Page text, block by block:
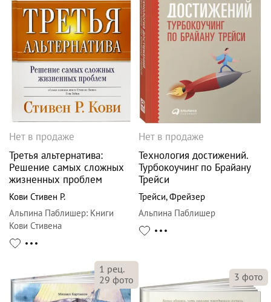
Нет в продаже
Третья альтернатива:
Решение самых сложных
жизненных проблем
Кови Стивен Р.
Альпина Паблишер: Книги
Кови Стивена
Нет в продаже
Технология достижений.
Турбокоучинг по Брайану
Трейси
Трейси,Фрейзер
Альпина Паблишер
1 рец.
29 фото 3 фото